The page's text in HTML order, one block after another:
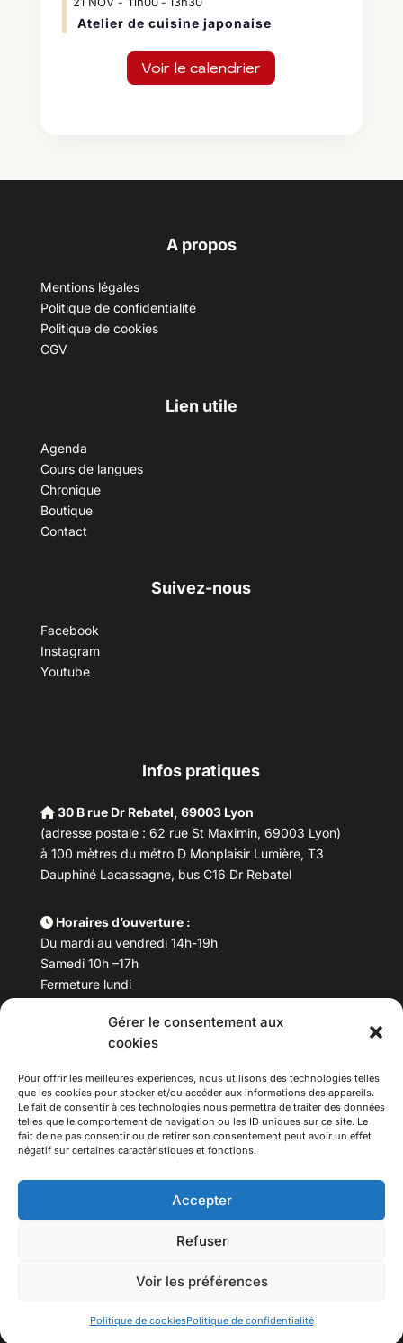
Gérer le consentement aux
cookies
Pour offrir les meilleures expériences, nous utilisons des technologies telles
que les cookies pour stocker et/ou accéder aux informations des appareils.
Le fait de consentir à ces technologies nous permettra de traiter des données
telles que le comportement de navigation ou les ID uniques sur ce site. Le
fait de ne pas consentir ou de retirer son consentement peut avoir un effet
négatif sur certaines caractéristiques et fonctions.
Accepter
Refuser
Voir les préférences
Politique de cookiesPolitique de confidentialité
Atelier de cuisine japonaise
Voir le calendrier
A propos
Mentions légales
Politique de confidentialité
Politique de cookies
CGV
Lien utile
Agenda
Cours de langues
Chronique
Boutique
Contact
Suivez-nous
Facebook
Instagram
Youtube
Infos pratiques
30 B rue Dr Rebatel, 69003 Lyon
(adresse postale : 62 rue St Maximin, 69003 Lyon)
à 100 mètres du métro D Monplaisir Lumière, T3
Dauphiné Lacassagne, bus C16 Dr Rebatel
Horaires d’ouverture :
Du mardi au vendredi 14h-19h
Samedi 10h –17h
Fermeture lundi
Téléphone : 04 78 53 06 40
maisondesculturesasiatiques@asiexpo.com
Tous droits réservés.